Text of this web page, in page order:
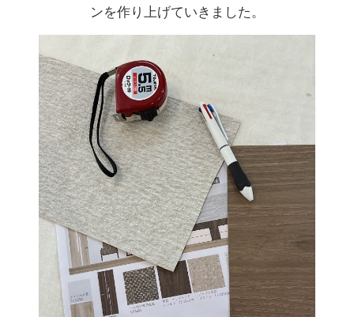
ンを作り上げていきました。